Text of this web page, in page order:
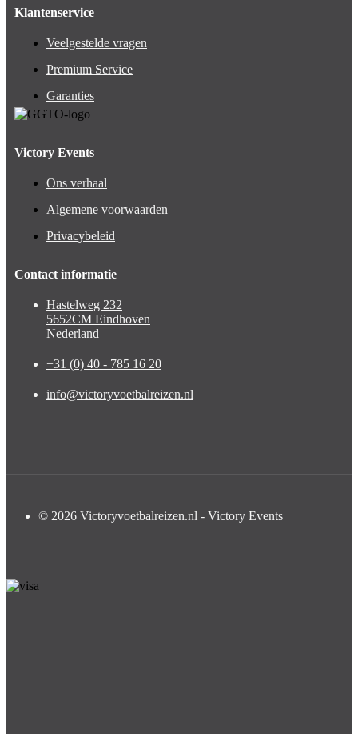
Klantenservice
Veelgestelde vragen
Premium Service
Garanties
Victory Events
Ons verhaal
Algemene voorwaarden
Privacybeleid
Contact informatie
Hastelweg 232
5652CM Eindhoven
Nederland
+31 (0) 40 - 785 16 20
info@victoryvoetbalreizen.nl
© 2026 Victoryvoetbalreizen.nl - Victory Events